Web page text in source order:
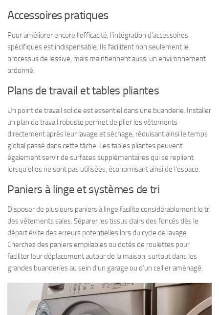
Accessoires pratiques
Pour améliorer encore l’efficacité, l’intégration d’accessoires
spécifiques est indispensable. Ils facilitent non seulement le
processus de lessive, mais maintiennent aussi un environnement
ordonné.
Plans de travail et tables pliantes
Un point de travail solide est essentiel dans une buanderie. Installer
un plan de travail robuste permet de plier les vêtements
directement après leur lavage et séchage, réduisant ainsi le temps
global passé dans cette tâche. Les tables pliantes peuvent
également servir de surfaces supplémentaires qui se replient
lorsqu’elles ne sont pas utilisées, économisant ainsi de l’espace.
Paniers à linge et systèmes de tri
Disposer de plusieurs paniers à linge facilite considérablement le tri
des vêtements sales. Séparer les tissus clairs des foncés dès le
départ évite des erreurs potentielles lors du cycle de lavage.
Cherchez des paniers empilables ou dotés de roulettes pour
faciliter leur déplacement autour de la maison, surtout dans les
grandes buanderies au sein d’un garage ou d’un cellier aménagé.